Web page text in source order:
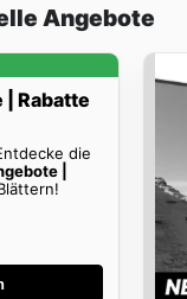
Angebote
Rabatte
die
|